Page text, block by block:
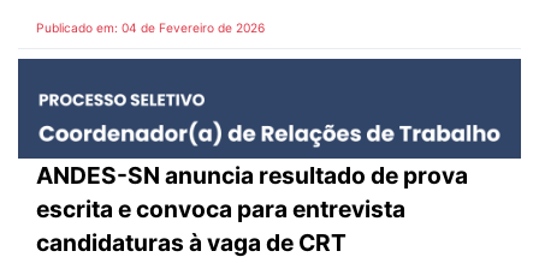
Publicado em: 04 de Fevereiro de 2026
ANDES-SN anuncia resultado de prova
escrita e convoca para entrevista
candidaturas à vaga de CRT